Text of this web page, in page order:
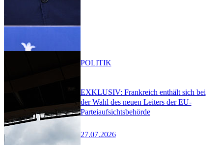
EXKLUSIV: Frankreich enthält sich bei
der Wahl des neuen Leiters der EU-
Parteiaufsichtsbehörde
27.07.2026
POLITIK